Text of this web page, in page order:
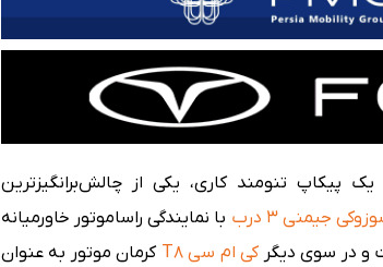
تنومند کاری، یکی از چالش‌برانگیزترین
جیمنی ۳ درب
با نمایندگی راساموتور خاورمیانه
و در سوی دیگرکی ام سی T8
کرمان موتور به عنوان